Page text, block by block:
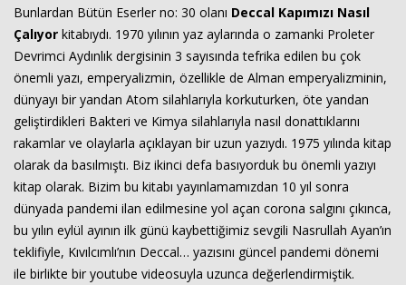
Bunlardan Bütün Eserler no: 30 olanı Deccal Kapımızı Nasıl
Çalıyor kitabıydı. 1970 yılının yaz aylarında o zamanki Proleter
Devrimci Aydınlık dergisinin 3 sayısında tefrika edilen bu çok
önemli yazı, emperyalizmin, özellikle de Alman emperyalizminin,
dünyayı bir yandan Atom silahlarıyla korkuturken, öte yandan
geliştirdikleri Bakteri ve Kimya silahlarıyla nasıl donattıklarını
rakamlar ve olaylarla açıklayan bir uzun yazıydı. 1975 yılında kitap
olarak da basılmıştı. Biz ikinci defa basıyorduk bu önemli yazıyı
kitap olarak. Bizim bu kitabı yayınlamamızdan 10 yıl sonra
dünyada pandemi ilan edilmesine yol açan corona salgını çıkınca,
bu yılın eylül ayının ilk günü kaybettiğimiz sevgili Nasrullah Ayan’ın
teklifiyle, Kıvılcımlı’nın Deccal… yazısını güncel pandemi dönemi
ile birlikte bir youtube videosuyla uzunca değerlendirmiştik.